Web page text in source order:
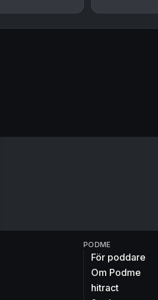
PODME
För poddare
Om Podme
hitract